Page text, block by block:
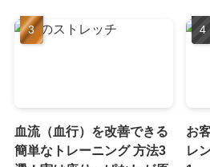
血流（血行）を改善できる
簡単なトレーニング 方法3
お
レ